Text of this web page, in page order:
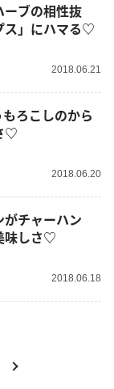
ーブの相性抜
ス」にハマる♡
2018.06.21
ろこしのから
♡
2018.06.20
がチャーハン
味しさ♡
2018.06.18